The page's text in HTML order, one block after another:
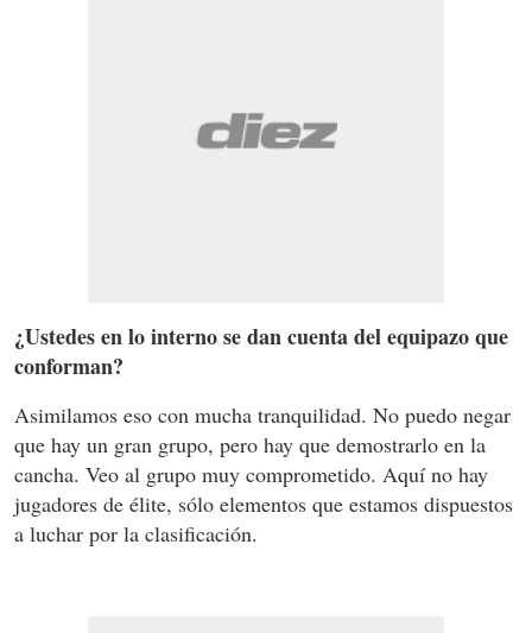
¿Ustedes en lo interno se dan cuenta del equipazo que
conforman?
Asimilamos eso con mucha tranquilidad. No puedo negar
que hay un gran grupo, pero hay que demostrarlo en la
cancha. Veo al grupo muy comprometido. Aquí no hay
jugadores de élite, sólo elementos que estamos dispuestos
a luchar por la clasificación.